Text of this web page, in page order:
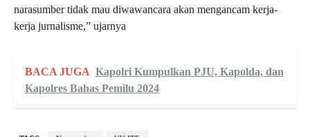
narasumber tidak mau diwawancara akan mengancam kerja-
kerja jurnalisme,” ujarnya
BACA JUGA Kapolri Kumpulkan PJU, Kapolda, dan
Kapolres Bahas Pemilu 2024